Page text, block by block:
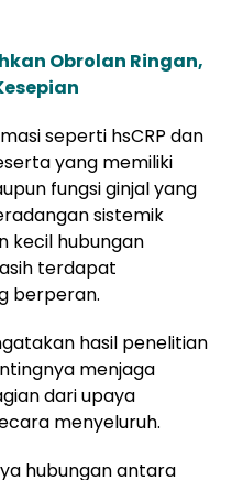
Obrolan Ringan,
seperti hsCRP dan
yang memiliki
fungsi ginjal yang
sistemik
kecil hubungan
terdapat
berperan.
hasil penelitian
menjaga
dari upaya
menyeluruh.
hubungan antara